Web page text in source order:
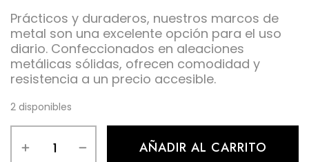
Prácticos y duraderos, nuestros marcos de
metal son una excelente opción para el uso
diario. Confeccionados en aleaciones
metálicas sólidas, ofrecen comodidad y
resistencia a un precio accesible.
2 disponibles
AÑADIR AL CARRITO